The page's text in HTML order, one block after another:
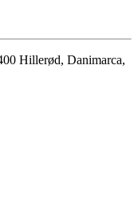
Hillerød, Danimarca,